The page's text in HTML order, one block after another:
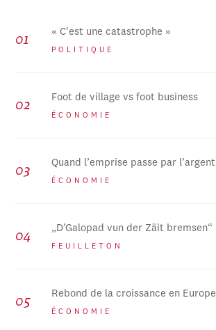
« C'est une catastrophe »
POLITIQUE
Foot de village vs foot business
ÉCONOMIE
Quand l’emprise passe par l’argent
ÉCONOMIE
„D’Galopad vun der Zäit bremsen“
FEUILLETON
Rebond de la croissance en Europe
ÉCONOMIE